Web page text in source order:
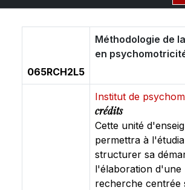
065RCH2L5
Méthodologie de
en
Institut de
crédits
Cette unité
permettra à
structurer sa
l'élaboration d'une
recherche centrée